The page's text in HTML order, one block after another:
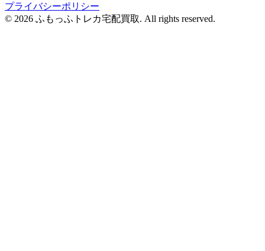
プライバシーポリシー
© 2026 ふもっふトレカ宅配買取. All rights reserved.